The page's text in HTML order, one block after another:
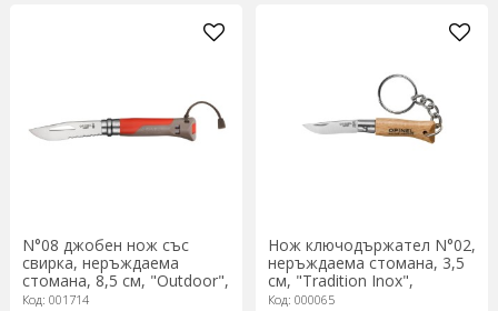
N°08 джобен нож със
свирка, неръждаема
стомана, 8,5 см, "Outdoor",
Red - Opinel
Код: 001714
Нож ключодържател N°02,
неръждаема стомана, 3,5
см, "Tradition Inox",
Stainless Steel - Opinel
Код: 000065